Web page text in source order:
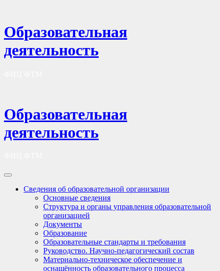
Образовательная
деятельность
Образовательная
деятельность
Сведения об образовательной организации
Основные сведения
Структура и органы управления образовательной
организацией
Документы
Образование
Образовательные стандарты и требования
Руководство. Научно-педагогический состав
Материально-техническое обеспечение и
оснащённость образовательного процесса